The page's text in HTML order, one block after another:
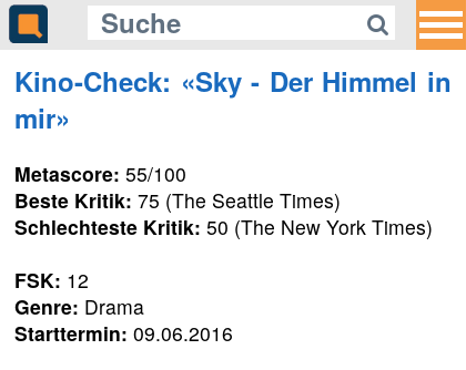
Kino-Check: «Sky - Der Himmel in
mir»
Metascore: 55/100
Beste Kritik: 75 (The Seattle Times)
Schlechteste Kritik: 50 (The New York Times)
FSK: 12
Genre: Drama
Starttermin: 09.06.2016